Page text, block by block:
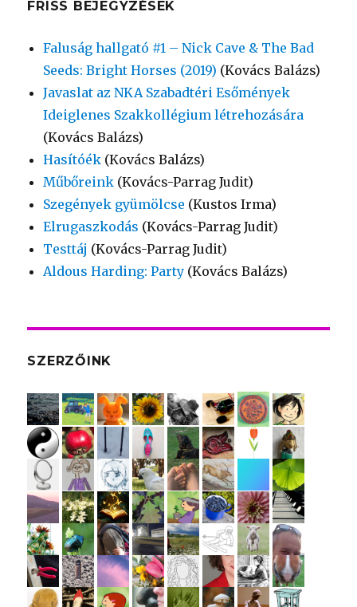
FRISS BEJEGYZÉSEK
Faluság hallgató #1 – Nick Cave & The Bad
Seeds: Bright Horses (2019) (Kovács Balázs)
Javaslat az NKA Szabadtéri Esőmények
Ideiglenes Szakkollégium létrehozására
(Kovács Balázs)
Hasítóék (Kovács Balázs)
Műbőreink (Kovács-Parrag Judit)
Szegények gyümölcse (Kustos Irma)
Elrugaszkodás (Kovács-Parrag Judit)
Testtáj (Kovács-Parrag Judit)
Aldous Harding: Party (Kovács Balázs)
SZERZŐINK